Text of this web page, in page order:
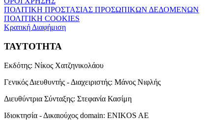
ΠΟΛΙΤΙΚΗ ΠΡΟΣΤΑΣΙΑΣ ΠΡΟΣΩΠΙΚΩΝ ΔΕΔΟΜΕΝΩΝ
ΠΟΛΙΤΙΚΗ COOKIES
Κρατική Διαφήμιση
ΤΑΥΤΟΤΗΤΑ
Εκδότης: Νίκος Χατζηνικολάου
Γενικός Διευθυντής - Διαχειριστής: Μάνος Νιφλής
Διευθύντρια Σύνταξης: Στεφανία Κασίμη
Ιδιοκτησία - Δικαιούχος domain: ENIKOS AE